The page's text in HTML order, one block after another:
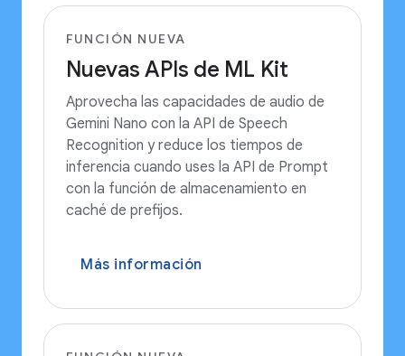
FUNCIÓN NUEVA
Nuevas APIs de ML Kit
Aprovecha las capacidades de audio de
Gemini Nano con la API de Speech
Recognition y reduce los tiempos de
inferencia cuando uses la API de Prompt
con la función de almacenamiento en
caché de prefijos.
Más información